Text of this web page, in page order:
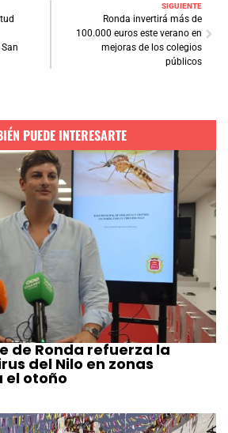
SIGUIENTE
Ronda invertirá más de
100.000 euros este verano en
mejoras de los colegios
públicos
PUEDE INTERESARTE
de Ronda refuerza la
del Nilo en zonas
el otoño